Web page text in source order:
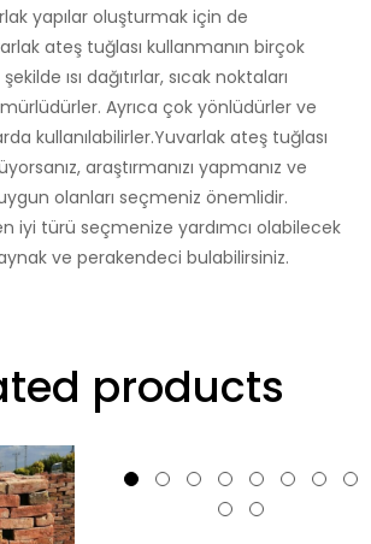
yapılar oluşturmak için de
ateş tuğlası kullanmanın birçok
ısı dağıtırlar, sıcak noktaları
Ayrıca çok yönlüdürler ve
kullanılabilirler.Yuvarlak ateş tuğlası
araştırmanızı yapmanız ve
olanları seçmeniz önemlidir.
iyi türü seçmenize yardımcı olabilecek
ve perakendeci bulabilirsiniz.
products